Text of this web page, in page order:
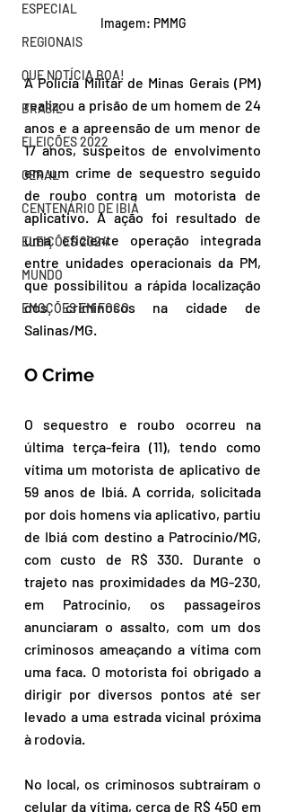
ESPECIAL
REGIONAIS
QUE NOTÍCIA BOA!
BRASIL
ELEIÇÕES 2022
GERAL
CENTENÁRIO DE IBIÁ
ELEIÇÕES 2024
MUNDO
EMOÇÕES EM FOCO
Imagem: PMMG
A Polícia Militar de Minas Gerais (PM)
realizou a prisão de um homem de 24
anos e a apreensão de um menor de
17 anos, suspeitos de envolvimento
em um crime de sequestro seguido
de roubo contra um motorista de
aplicativo. A ação foi resultado de
uma eficiente operação integrada
entre unidades operacionais da PM,
que possibilitou a rápida localização
dos criminosos na cidade de
Salinas/MG.
O Crime
O sequestro e roubo ocorreu na
última terça-feira (11), tendo como
vítima um motorista de aplicativo de
59 anos de Ibiá. A corrida, solicitada
por dois homens via aplicativo, partiu
de Ibiá com destino a Patrocínio/MG,
com custo de R$ 330. Durante o
trajeto nas proximidades da MG-230,
em Patrocínio, os passageiros
anunciaram o assalto, com um dos
criminosos ameaçando a vítima com
uma faca. O motorista foi obrigado a
dirigir por diversos pontos até ser
levado a uma estrada vicinal próxima
à rodovia.
No local, os criminosos subtraíram o
celular da vítima, cerca de R$ 450 em